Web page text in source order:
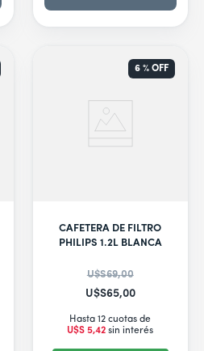
CAFETERA DE FILTRO
PHILIPS 1.2L BLANCA
U$S69,00
U$S65,00
Hasta 12 cuotas de
U$S 5,42 sin interés
6 % OFF